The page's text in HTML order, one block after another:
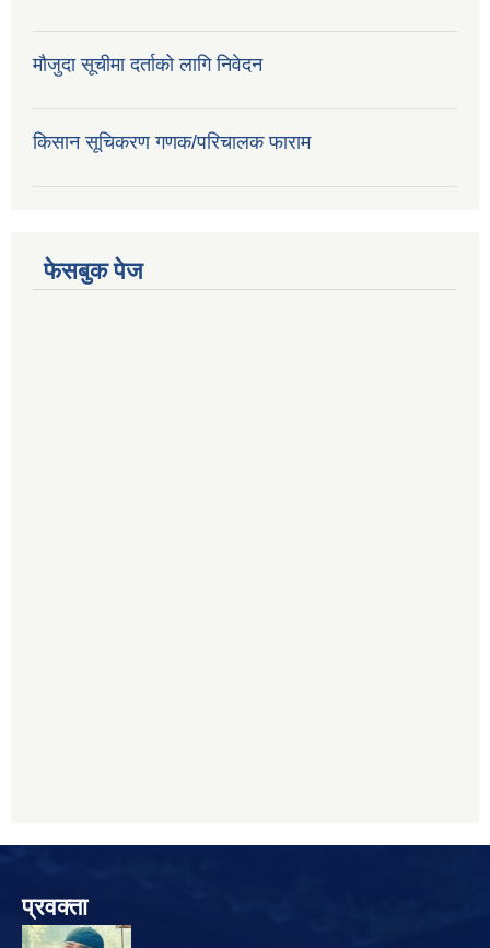
मौजुदा सूचीमा दर्ताको लागि निवेदन
किसान सूचिकरण गणक/परिचालक फाराम
फेसबुक पेज
प्रवक्ता